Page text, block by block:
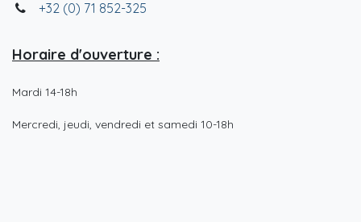
+32 (0) 71 852-325
Horaire d'ouverture :
Mardi 14-18h
Mercredi, jeudi, vendredi et samedi 10-18h